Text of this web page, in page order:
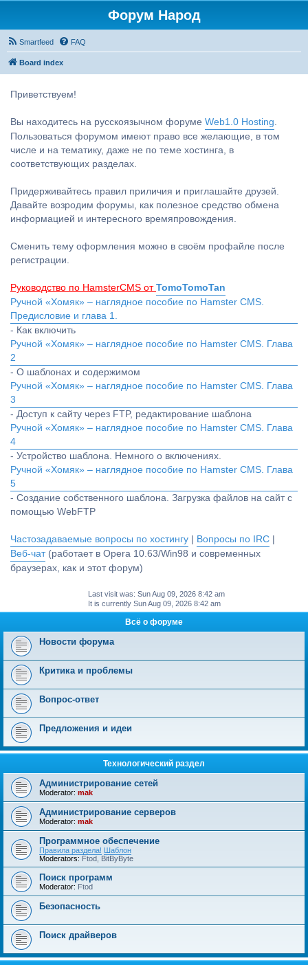
Форум Народ
Smartfeed FAQ
Board index
Приветствуем!
Вы находитесь на русскоязычном форуме Web1.0 Hosting.
Пользоваться форумом имеют право все желающие, в том
числе и на тематику, даже не по теме хостинга, в
соответствующих разделах.
Придерживайтесь правил приличия и приглашайте друзей.
Давайте возродим форумы, как полезное средство обмена
информацией и интересного времяпровождения.
Сменить тему оформления можно в своём профайле после
регистрации.
Руководство по HamsterCMS от TomoTomoTan
Ручной «Хомяк» – наглядное пособие по Hamster CMS.
Предисловие и глава 1.
- Как включить
Ручной «Хомяк» – наглядное пособие по Hamster CMS. Глава
2
- О шаблонах и содержимом
Ручной «Хомяк» – наглядное пособие по Hamster CMS. Глава
3
- Доступ к сайту через FTP, редактирование шаблона
Ручной «Хомяк» – наглядное пособие по Hamster CMS. Глава
4
- Устройство шаблона. Немного о включениях.
Ручной «Хомяк» – наглядное пособие по Hamster CMS. Глава
5
- Создание собственного шаблона. Загрузка файлов на сайт с
помощью WebFTP
Частозадаваемые вопросы по хостингу Вопросы по IRC
Веб-чат(работает в Opera 10.63/Win98 и современных
браузерах, как и этот форум)
Last visit was: Sun Aug 09, 2026 8:42 am
It is currently Sun Aug 09, 2026 8:42 am
Всё о форуме
Новости форума
Критика и проблемы
Вопрос-ответ
Предложения и идеи
Технологический раздел
Администрирование сетей
Moderator: mak
Администрирование серверов
Moderator: mak
Программное обеспечение
Правила раздела! Шаблон
Moderators: Ftod BitByByte
Поиск программ
Moderator: Ftod
Безопасность
Поиск драйверов